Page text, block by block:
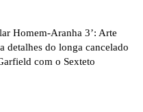
Homem-Aranha 3’: Arte
detalhes do longa cancelado
com o Sexteto